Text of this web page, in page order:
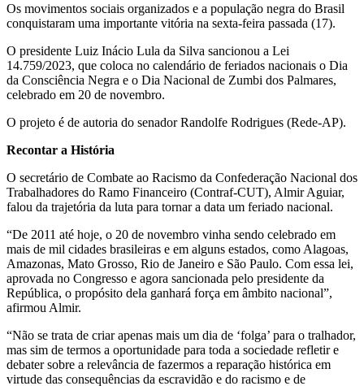
Os movimentos sociais organizados e a população negra do Brasil
conquistaram uma importante vitória na sexta-feira passada (17).
O presidente Luiz Inácio Lula da Silva sancionou a Lei
14.759/2023, que coloca no calendário de feriados nacionais o Dia
da Consciência Negra e o Dia Nacional de Zumbi dos Palmares,
celebrado em 20 de novembro.
O projeto é de autoria do senador Randolfe Rodrigues (Rede-AP).
Recontar a História
O secretário de Combate ao Racismo da Confederação Nacional dos
Trabalhadores do Ramo Financeiro (Contraf-CUT), Almir Aguiar,
falou da trajetória da luta para tornar a data um feriado nacional.
“De 2011 até hoje, o 20 de novembro vinha sendo celebrado em
mais de mil cidades brasileiras e em alguns estados, como Alagoas,
Amazonas, Mato Grosso, Rio de Janeiro e São Paulo. Com essa lei,
aprovada no Congresso e agora sancionada pelo presidente da
República, o propósito dela ganhará força em âmbito nacional”,
afirmou Almir.
“Não se trata de criar apenas mais um dia de ‘folga’ para o tralhador,
mas sim de termos a oportunidade para toda a sociedade refletir e
debater sobre a relevância de fazermos a reparação histórica em
virtude das consequências da escravidão e do racismo e de